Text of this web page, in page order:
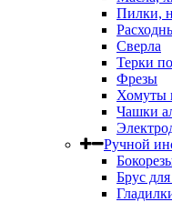
Пилки,
Сверла
Терки
Фрезы
Хомуты
Чашки
Ручной
Брус